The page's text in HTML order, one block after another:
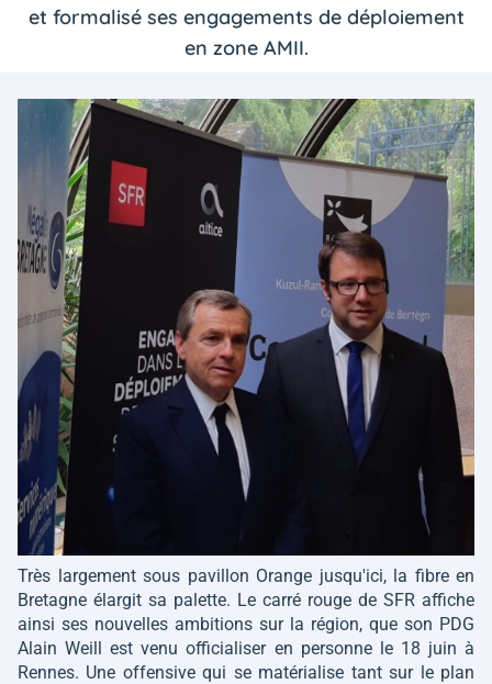
et formalisé ses engagements de déploiement
en zone AMII.
Très largement sous pavillon Orange jusqu'ici, la fibre en
Bretagne élargit sa palette. Le carré rouge de SFR affiche
ainsi ses nouvelles ambitions sur la région, que son PDG
Alain Weill est venu officialiser en personne le 18 juin à
Rennes. Une offensive qui se matérialise tant sur le plan